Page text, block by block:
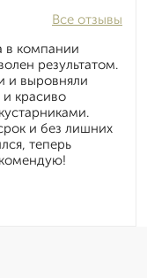
Все отзывы
в компании
результатом.
и выровняли
красиво
и без лишних
теперь